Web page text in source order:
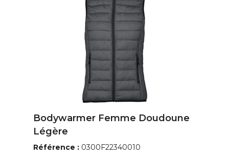
Bodywarmer Femme Doudoune
Légère
Référence : 0300F22340010